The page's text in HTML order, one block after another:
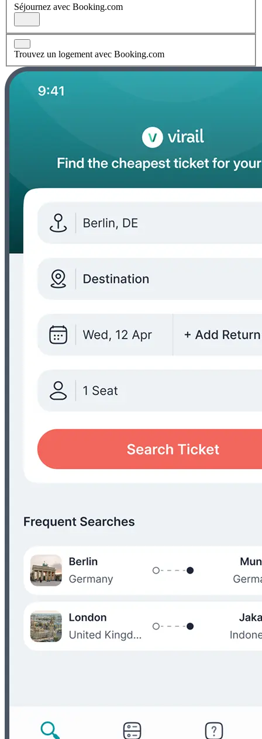
Séjournez avec Booking.com
Trouvez un logement avec Booking.com